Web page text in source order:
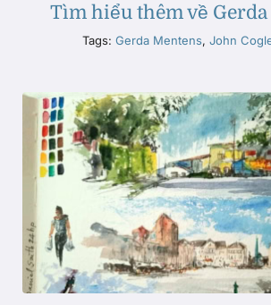
Tìm hiểu thêm về
Tags: Gerda Mentens, John